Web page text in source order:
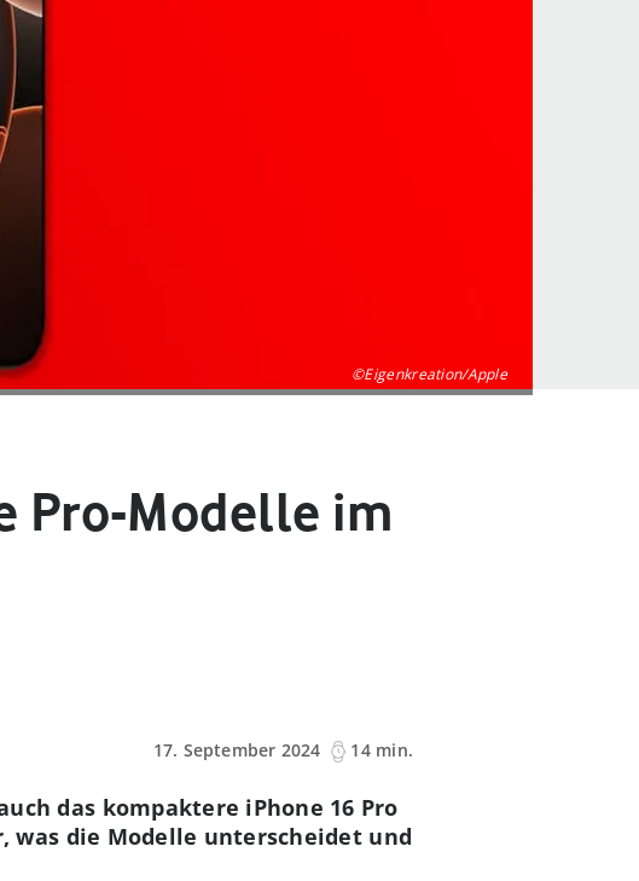
©Eigenkreation/Apple
Pro-Modelle im
17. September 2024
14 min.
das kompaktere iPhone 16 Pro
was die Modelle unterscheidet und